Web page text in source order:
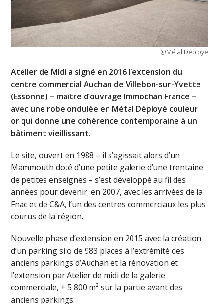
@Métal Déployé
Atelier de Midi a signé en 2016 l’extension du
centre commercial Auchan de Villebon-sur-Yvette
(Essonne) – maître d’ouvrage Immochan France –
avec une robe ondulée en Métal Déployé couleur
or qui donne une cohérence contemporaine à un
bâtiment vieillissant.
Le site, ouvert en 1988 – il s’agissait alors d’un
Mammouth doté d’une petite galerie d’une trentaine
de petites enseignes – s’est développé au fil des
années pour devenir, en 2007, avec les arrivées de la
Fnac et de C&A, l’un des centres commerciaux les plus
courus de la région.
Nouvelle phase d’extension en 2015 avec la création
d’un parking silo de 983 places à l’extrémité des
anciens parkings d’Auchan et la rénovation et
l’extension par Atelier de midi de la galerie
commerciale, + 5 800 m² sur la partie avant des
anciens parkings.